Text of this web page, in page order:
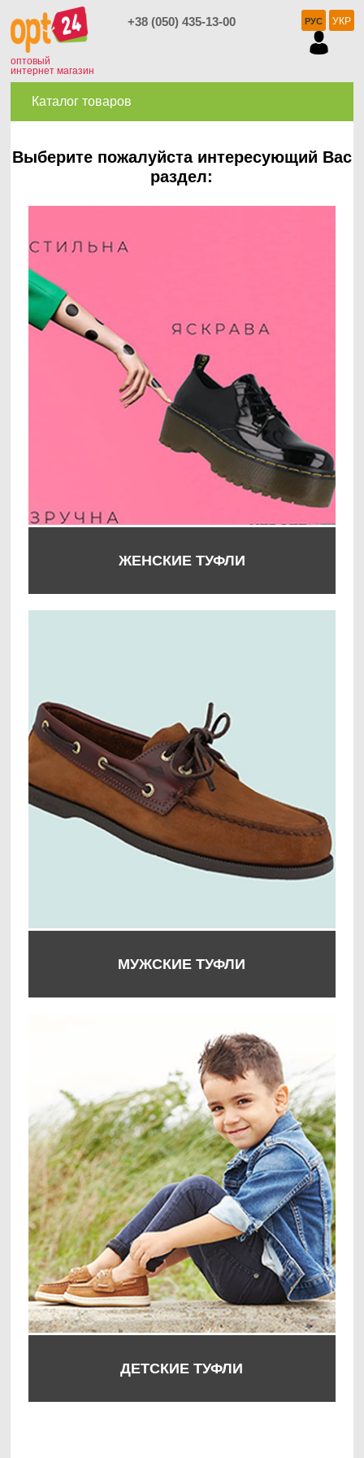
оптовый
интернет магазин
+38 (050) 435-13-00 РУС УКР
Каталог товаров
Выберите пожалуйста интересующий Вас
раздел:
ЖЕНСКИЕ ТУФЛИ
МУЖСКИЕ ТУФЛИ
ДЕТСКИЕ ТУФЛИ